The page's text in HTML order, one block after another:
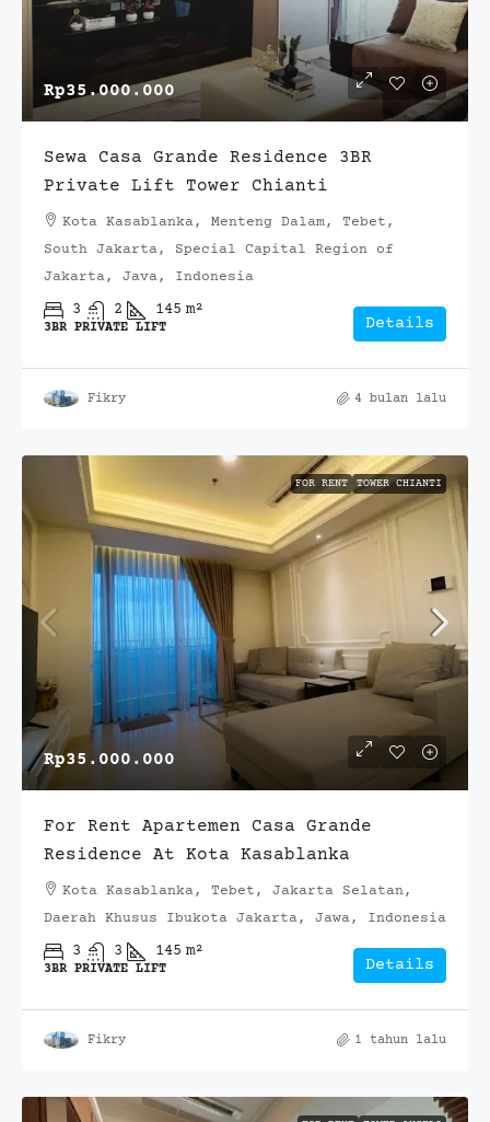
Rp35.000.000
Sewa Casa Grande Residence 3BR
Private Lift Tower Chianti
Kota Kasablanka, Menteng Dalam, Tebet,
South Jakarta, Special Capital Region of
Jakarta, Java, Indonesia
3 2 145 m²
3BR PRIVATE LIFT Details
Fikry 4 bulan lalu
FOR RENT TOWER CHIANTI
Rp35.000.000
For Rent Apartemen Casa Grande
Residence At Kota Kasablanka
Kota Kasablanka, Tebet, Jakarta Selatan,
Daerah Khusus Ibukota Jakarta, Jawa, Indonesia
3 3 145 m²
3BR PRIVATE LIFT Details
Fikry 1 tahun lalu